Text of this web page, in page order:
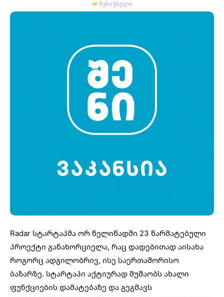
შენი ქსელი
Radar სტარტაპმა ორ წელიწადში 23 წარმატებული
პროექტი განახორციელა, რაც დადებითად აისახა
როგორც ადგილობრივ, ისე საერთაშორისო
ბაზარზე. სტარტაპი აქტიურად მუშაობს ახალი
ფუნქციების დამატებაზე და გეგმავს